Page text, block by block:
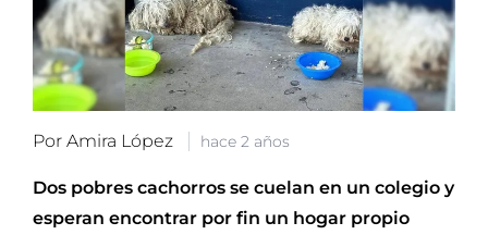
Por Amira López hace 2 años
Dos pobres cachorros se cuelan en un colegio y
esperan encontrar por fin un hogar propio